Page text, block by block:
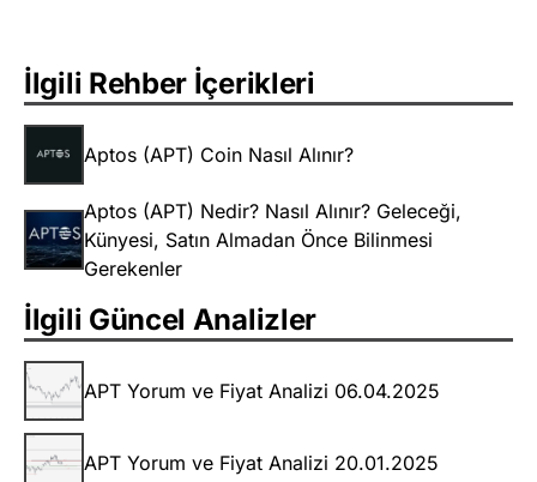
İlgili Rehber İçerikleri
Aptos (APT) Coin Nasıl Alınır?
Aptos (APT) Nedir? Nasıl Alınır? Geleceği,
Künyesi, Satın Almadan Önce Bilinmesi
Gerekenler
İlgili Güncel Analizler
APT Yorum ve Fiyat Analizi 06.04.2025
APT Yorum ve Fiyat Analizi 20.01.2025